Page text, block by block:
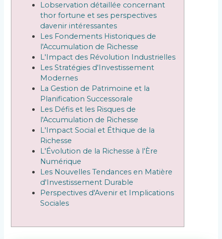
Lobservation détaillée concernant
thor fortune et ses perspectives
davenir intéressantes
Les Fondements Historiques de
l'Accumulation de Richesse
L'Impact des Révolution Industrielles
Les Stratégies d'Investissement
Modernes
La Gestion de Patrimoine et la
Planification Successorale
Les Défis et les Risques de
l'Accumulation de Richesse
L'Impact Social et Éthique de la
Richesse
L'Évolution de la Richesse à l'Ère
Numérique
Les Nouvelles Tendances en Matière
d'Investissement Durable
Perspectives d'Avenir et Implications
Sociales